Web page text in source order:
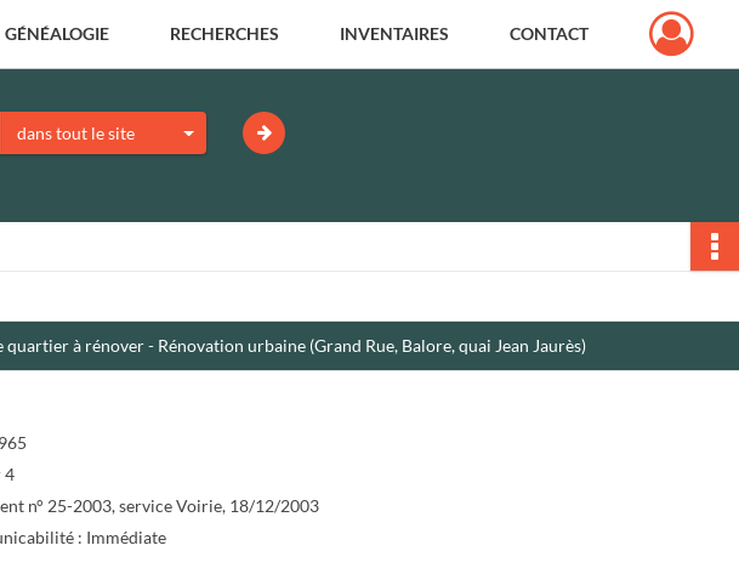
GÉNÉALOGIE RECHERCHES INVENTAIRES CONTACT
dans tout le site
à rénover - Rénovation urbaine (Grand Rue, Balore, quai Jean Jaurès)
4
n° 25-2003, service Voirie, 18/12/2003
: Immédiate